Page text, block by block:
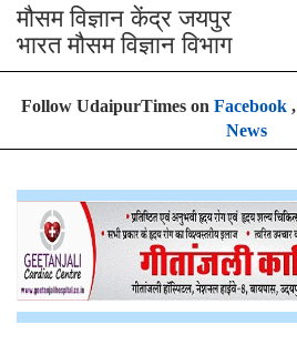
मौसम विज्ञान केंद्र जयपुर
भारत मौसम विज्ञान विभाग
Follow UdaipurTimes on Facebook,
News